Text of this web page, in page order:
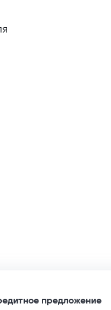
предложение